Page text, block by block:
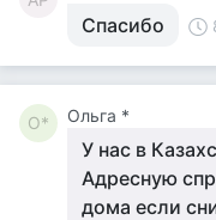
Спасибо
О* Ольга *
У нас в
Адресную
дома если